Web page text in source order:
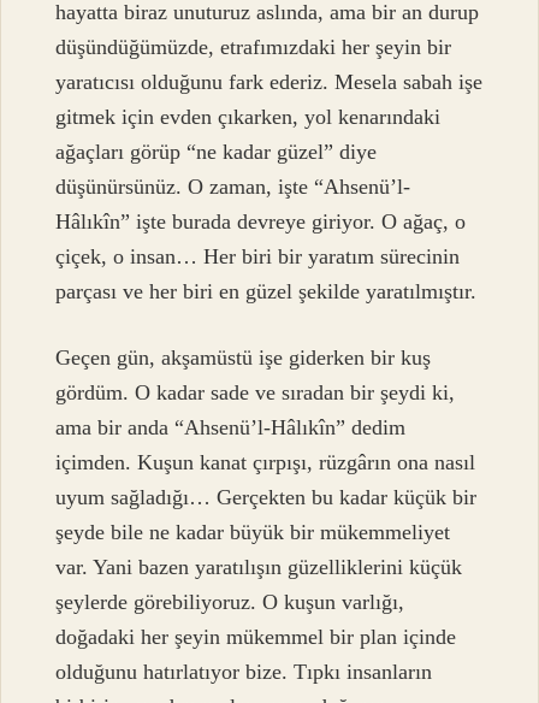
hayatta biraz unuturuz aslında, ama bir an durup
düşündüğümüzde, etrafımızdaki her şeyin bir
yaratıcısı olduğunu fark ederiz. Mesela sabah işe
gitmek için evden çıkarken, yol kenarındaki
ağaçları görüp “ne kadar güzel” diye
düşünürsünüz. O zaman, işte “Ahsenü’l-
Hâlıkîn” işte burada devreye giriyor. O ağaç, o
çiçek, o insan… Her biri bir yaratım sürecinin
parçası ve her biri en güzel şekilde yaratılmıştır.
Geçen gün, akşamüstü işe giderken bir kuş
gördüm. O kadar sade ve sıradan bir şeydi ki,
ama bir anda “Ahsenü’l-Hâlıkîn” dedim
içimden. Kuşun kanat çırpışı, rüzgârın ona nasıl
uyum sağladığı… Gerçekten bu kadar küçük bir
şeyde bile ne kadar büyük bir mükemmeliyet
var. Yani bazen yaratılışın güzelliklerini küçük
şeylerde görebiliyoruz. O kuşun varlığı,
doğadaki her şeyin mükemmel bir plan içinde
olduğunu hatırlatıyor bize. Tıpkı insanların